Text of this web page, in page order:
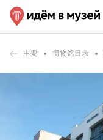
主要 博物馆目录